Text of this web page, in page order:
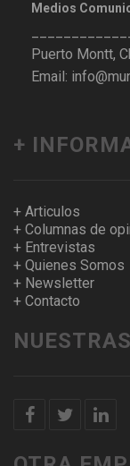
Medios
Puerto Montt,
Email:
+
+ Articulos
+ Columnas de
+ Entrevistas
+ Quienes Somos
+ Newsletter
+ Contacto